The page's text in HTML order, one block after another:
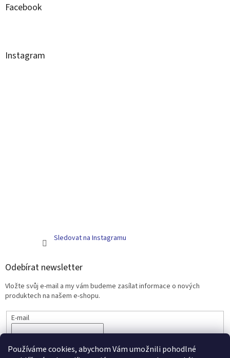
Používáme cookies, abychom Vám umožnili pohodlné
Facebook
Instagram
Sledovat na Instagramu
Odebírat newsletter
Vložte svůj e-mail a my vám budeme zasílat informace o nových
produktech na našem e-shopu.
E-mail
PŘIHLÁSIT SE